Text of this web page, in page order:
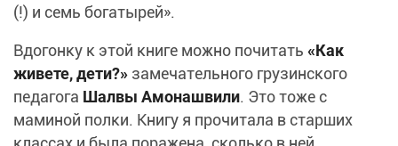
(!) и семь богатырей».
Вдогонку к этой книге можно почитать «Как
живете, дети?» замечательного грузинского
педагога Шалвы Амонашвили. Это тоже с
маминой полки. Книгу я прочитала в старших